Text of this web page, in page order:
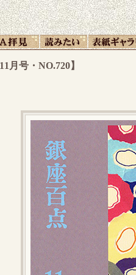
月号・NO.720】